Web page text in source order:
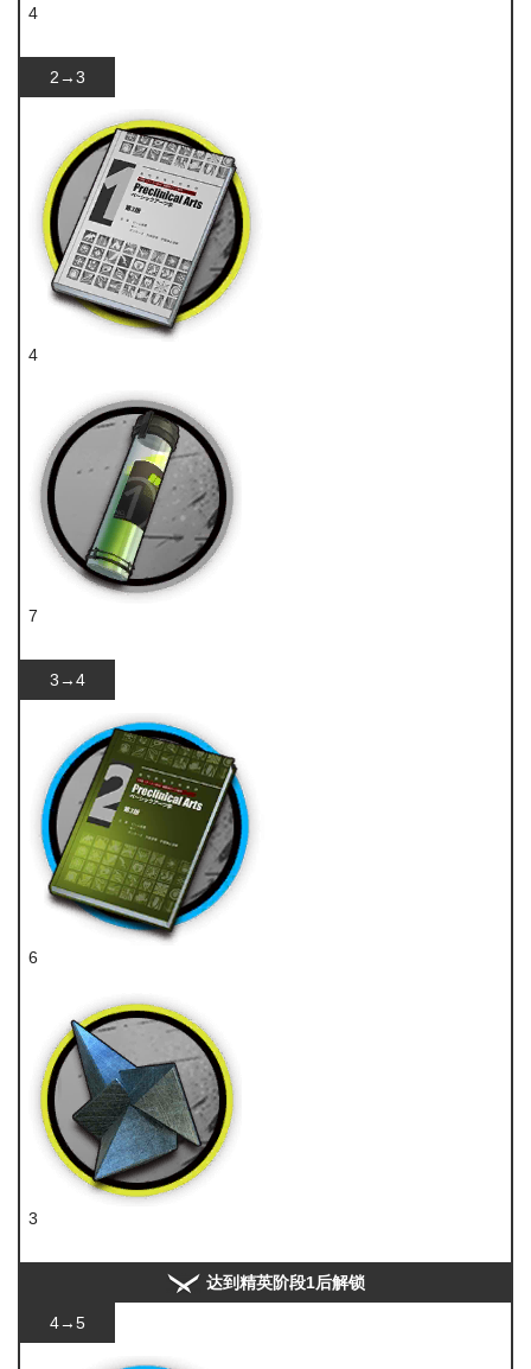
4
2→3
4
7
3→4
6
3
达到精英阶段1后解锁
4→5